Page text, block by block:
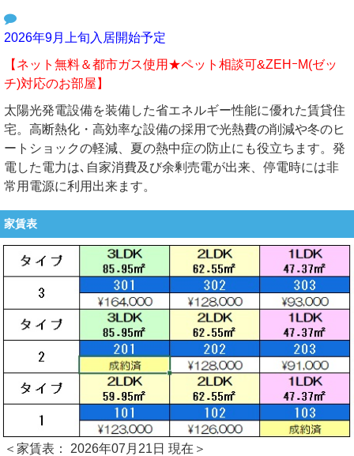
2026年9月上旬入居開始予定
【ネット無料＆都市ガス使用★ペット相談可&ZEHｰM(ゼッ
チ)対応のお部屋】
太陽光発電設備を装備した省エネルギー性能に優れた賃貸住
宅。高断熱化・高効率な設備の採用で光熱費の削減や冬のヒ
ートショックの軽減、夏の熱中症の防止にも役立ちます。発
電した電力は､自家消費及び余剰売電が出来、停電時には非
常用電源に利用出来ます。
家賃表
＜家賃表： 2026年07月21日 現在＞